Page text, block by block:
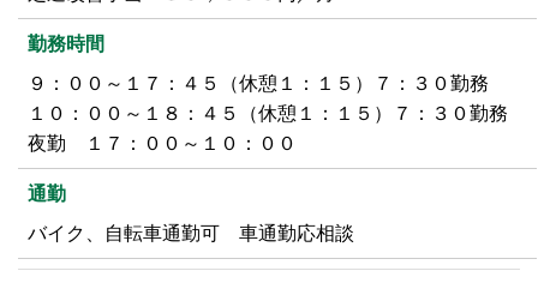
勤務時間
９：００～１７：４５（休憩１：１５）７：３０勤務
１０：００～１８：４５（休憩１：１５）７：３０勤務
夜勤 １７：００～１０：００
通勤
バイク、自転車通勤可 車通勤応相談